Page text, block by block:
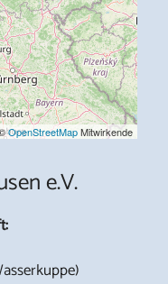
OpenStreetMapMitwirkende
e.V.